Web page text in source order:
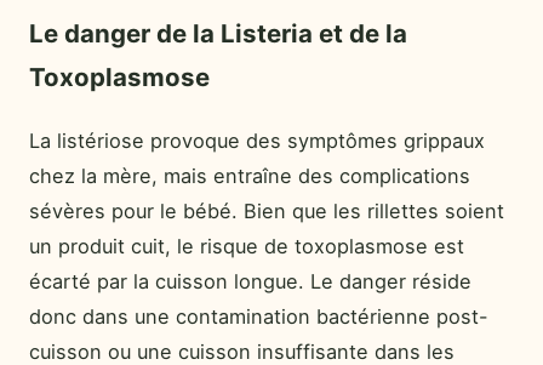
Le danger de la Listeria et de la
Toxoplasmose
La listériose provoque des symptômes grippaux
chez la mère, mais entraîne des complications
sévères pour le bébé. Bien que les rillettes soient
un produit cuit, le risque de toxoplasmose est
écarté par la cuisson longue. Le danger réside
donc dans une contamination bactérienne post-
cuisson ou une cuisson insuffisante dans les